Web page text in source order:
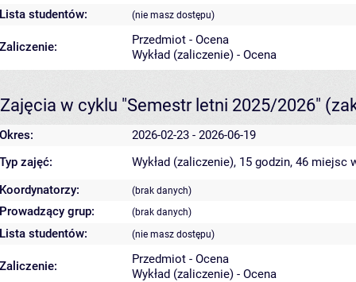
Lista studentów: (nie masz dostępu)
Zaliczenie:
Przedmiot - Ocena
Wykład (zaliczenie) - Ocena
Zajęcia w cyklu "Semestr letni 2025/2026"
Okres:
2026-02-23 - 2026-06-19
Typ zajęć:
Wykład (zaliczenie), 15 godzin, 46 miejsc
Koordynatorzy:
(brak danych)
Prowadzący grup: (brak danych)
Lista studentów: (nie masz dostępu)
Zaliczenie:
Przedmiot - Ocena
Wykład (zaliczenie) - Ocena